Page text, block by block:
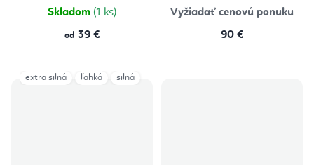
Skladom (1 ks)
od 39 €
Vyžiadať cenovú ponuku
90 €
extra silná ľahká silná